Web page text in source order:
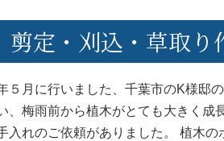
定・刈込・草取り
５月に行いました、千葉市のK様邸
、梅雨前から植木がとても大きく成
入れのご依頼がありました。 植木